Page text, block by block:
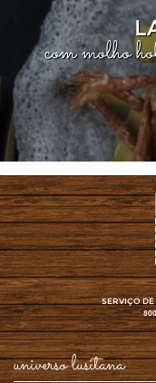
com molho
SERVIÇO
universo lusitana